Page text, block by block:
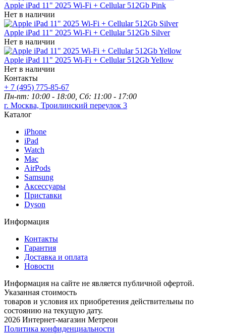
Apple iPad 11" 2025 Wi-Fi + Cellular 512Gb Pink
Нет в наличии
Apple iPad 11" 2025 Wi-Fi + Cellular 512Gb Silver
Нет в наличии
Apple iPad 11" 2025 Wi-Fi + Cellular 512Gb Yellow
Нет в наличии
Контакты
+ 7 (495) 775-85-67
Пн-пт: 10:00 - 18:00, Сб: 11:00 - 17:00
г. Москва, Троилинский переулок 3
Каталог
iPhone
iPad
Watch
Mac
AirPods
Samsung
Аксессуары
Приставки
Dyson
Информация
Контакты
Гарантия
Доставка и оплата
Новости
Информация на сайте не является публичной офертой.
Указанная стоимость
товаров и условия их приобретения действительны по
состоянию на текущую дату.
2026 Интернет-магазин Метреон
Политика конфиденциальности